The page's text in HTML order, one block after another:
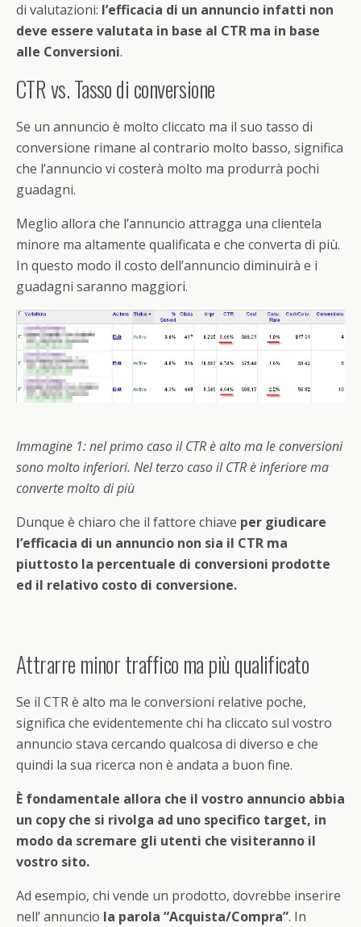
di valutazioni: l’efficacia di un annuncio infatti non
deve essere valutata in base al CTR ma in base
alle Conversioni.
CTR vs. Tasso di conversione
Se un annuncio è molto cliccato ma il suo tasso di
conversione rimane al contrario molto basso, significa
che l’annuncio vi costerà molto ma produrrà pochi
guadagni.
Meglio allora che l’annuncio attragga una clientela
minore ma altamente qualificata e che converta di più.
In questo modo il costo dell’annuncio diminuirà e i
guadagni saranno maggiori.
Immagine 1: nel primo caso il CTR è alto ma le conversioni
sono molto inferiori. Nel terzo caso il CTR è inferiore ma
converte molto di più
Dunque è chiaro che il fattore chiave per giudicare
l’efficacia di un annuncio non sia il CTR ma
piuttosto la percentuale di conversioni prodotte
ed il relativo costo di conversione.
Attrarre minor traffico ma più qualificato
Se il CTR è alto ma le conversioni relative poche,
significa che evidentemente chi ha cliccato sul vostro
annuncio stava cercando qualcosa di diverso e che
quindi la sua ricerca non è andata a buon fine.
È fondamentale allora che il vostro annuncio abbia
un copy che si rivolga ad uno specifico target, in
modo da scremare gli utenti che visiteranno il
vostro sito.
Ad esempio, chi vende un prodotto, dovrebbe inserire
nell’ annuncio la parola “Acquista/Compra”. In